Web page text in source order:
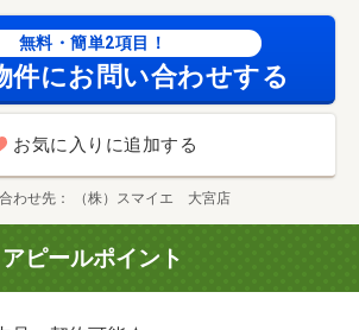
無料・簡単2項目！
件にお問い合わせする
お気に入りに追加する
わせ先 （株）スマイエ 大宮店
アピールポイント